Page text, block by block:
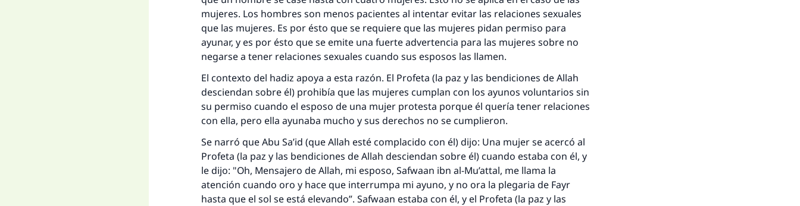
mujeres. Los hombres son menos pacientes al intentar evitar las relaciones sexuales
que las mujeres. Es por ésto que se requiere que las mujeres pidan permiso para
ayunar, y es por ésto que se emite una fuerte advertencia para las mujeres sobre no
negarse a tener relaciones sexuales cuando sus esposos las llamen.
El contexto del hadiz apoya a esta razón. El Profeta (la paz y las bendiciones de Allah
desciendan sobre él) prohibía que las mujeres cumplan con los ayunos voluntarios sin
su permiso cuando el esposo de una mujer protesta porque él quería tener relaciones
con ella, pero ella ayunaba mucho y sus derechos no se cumplieron.
Se narró que Abu Sa’id (que Allah esté complacido con él) dijo: Una mujer se acercó al
Profeta (la paz y las bendiciones de Allah desciendan sobre él) cuando estaba con él, y
le dijo: "Oh, Mensajero de Allah, mi esposo, Safwaan ibn al-Mu’attal, me llama la
atención cuando oro y hace que interrumpa mi ayuno, y no ora la plegaria de Fayr
hasta que el sol se está elevando”. Safwaan estaba con él, y el Profeta (la paz y las
(MUSLIM, 1893)
Contribuir